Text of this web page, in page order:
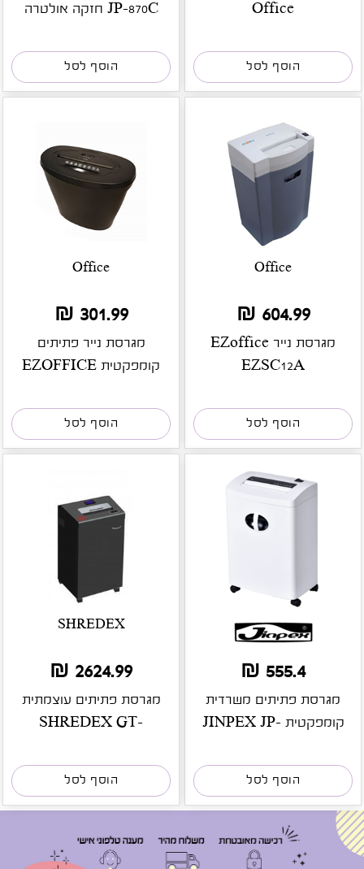
Office
הוסף לסל
JP-870C חזקה אולטרה
הוסף לסל
Office
604.99 ₪
מגרסת נייר EZoffice
EZSC12A
הוסף לסל
Office
301.99 ₪
מגרסת נייר פתיתים
קומפקטית EZOFFICE
הוסף לסל
555.4 ₪
מגרסת פתיתים משרדית
קומפקטית JINPEX JP-
הוסף לסל
SHREDEX
2624.99 ₪
מגרסת פתיתים עוצמתית
SHREDEX GT-
הוסף לסל